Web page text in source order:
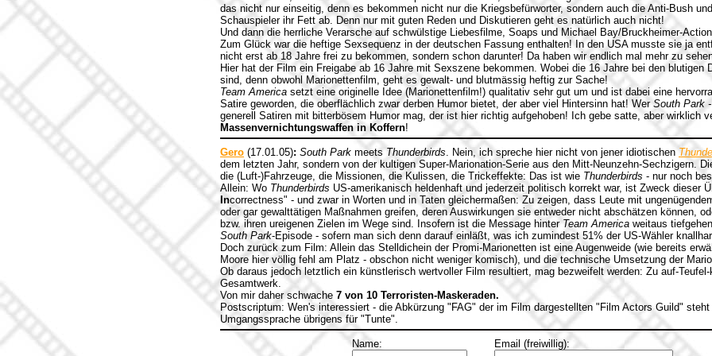
das nicht nur einseitig, denn es bekommen nicht nur die Kriegsbefürworter, sondern auch die Anti-Bush
Schauspieler ihr Fett ab. Denn nur mit guten Reden und Diskutieren geht es natürlich auch nicht!
Und dann die herrliche Verarsche auf schwülstige Liebesfilme, Soaps und Michael Bay/Bruckheimer-
Zum Glück war die heftige Sexsequenz in der deutschen Fassung enthalten! In den USA musste sie ja
nicht erst ab 18 Jahre frei zu bekommen, sondern schon darunter! Da haben wir endlich mal mehr zu
Hier hat der Film ein Freigabe ab 16 Jahre mit Sexszene bekommen. Wobei die 16 Jahre bei den blutigen
sind, denn obwohl Marionettenfilm, geht es gewalt- und blutmässig heftig zur Sache!
Team America setzt eine originelle Idee (Marionettenfilm!) qualitativ sehr gut um und ist dabei eine
Satire geworden, die oberflächlich zwar derben Humor bietet, der aber viel Hintersinn hat! Wer South Park
generell Satiren mit bitterbösem Humor mag, der ist hier richtig aufgehoben! Ich gebe satte, aber wirklich
Massenvernichtungswaffen in Koffern!
Gero (17.01.05): South Park meetsThunderbirds. Nein, ich spreche hier nicht von jener idiotischen
dem letzten Jahr, sondern von der kultigen Super-Marionation-Serie aus den Mitt-Neunzehn-Sechzigern.
die (Luft-)Fahrzeuge, die Missionen, die Kulissen, die Trickeffekte: Das ist wie Thunderbirds - nur noch
Allein: Wo Thunderbirds US-amerikanisch heldenhaft und jederzeit politisch korrekt war, ist Zweck dieser
Incorrectness" - und zwar in Worten und in Taten gleichermaßen: Zu zeigen, dass Leute mit
oder gar gewalttätigen Maßnahmen greifen, deren Auswirkungen sie entweder nicht abschätzen können,
bzw. ihren ureigenen Zielen im Wege sind. Insofern ist die Message hinterTeam America weitaus
South Park-Episode - sofern man sich denn darauf einläßt, was ich zumindest 51% der US-Wähler
Doch zurück zum Film: Allein das Stelldichein der Promi-Marionetten ist eine Augenweide (wie bereits
Moore hier völlig fehl am Platz - obschon nicht weniger komisch), und die technische Umsetzung der
Ob daraus jedoch letztlich ein künstlerisch wertvoller Film resultiert, mag bezweifelt werden: Zu auf-
Gesamtwerk.
Von mir daher schwache 7 von 10 Terroristen-Maskeraden.
Postscriptum: Wen's interessiert - die Abkürzung "FAG" der im Film dargestellten "Film Actors Guild"
Umgangssprache übrigens für "Tunte".
Name: Email (freiwillig):